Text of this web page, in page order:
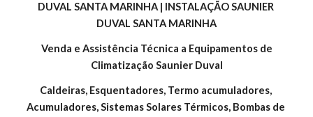
DUVAL SANTA MARINHA | INSTALAÇÃO SAUNIER
DUVAL SANTA MARINHA
Climatização Saunier Duval
Caldeiras, Esquentadores, Termo acumuladores,
Acumuladores, Sistemas Solares Térmicos, Bombas de